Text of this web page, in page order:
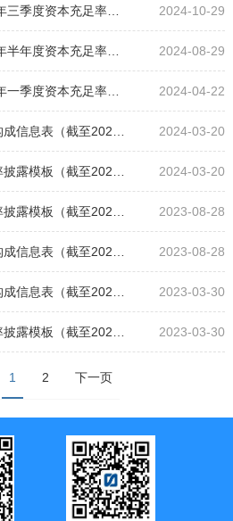
天津银行股份有限公司2024年三季度资本充足率报告 2024-10-29
天津银行股份有限公司2024年半年度资本充足率报告 2024-08-29
天津银行股份有限公司2024年一季度资本充足率报告 2024-04-22
2024-03-20
2024-03-20
2023-08-28
2023-08-28
2023-03-30
2023-03-30
1 2 下一页